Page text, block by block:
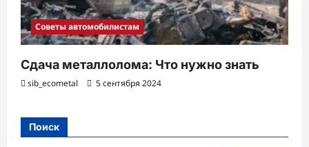
Советы автомобилистам
Сдача металлолома: Что нужно знать
sib_ecometal 5 сентября 2024
Поиск